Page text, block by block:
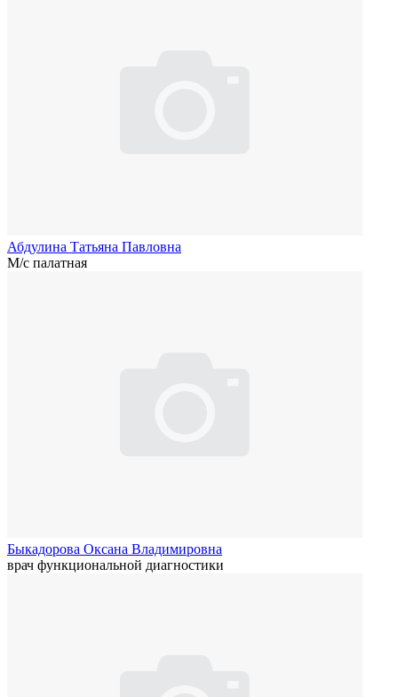
Абдулина Татьяна Павловна
М/с палатная
Быкадорова Оксана Владимировна
врач функциональной диагностики